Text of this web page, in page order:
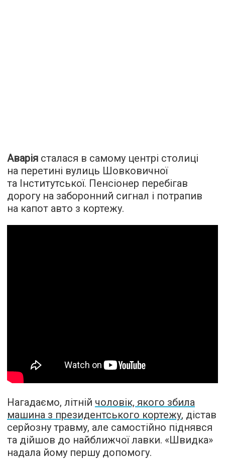
Аварія сталася в самому центрі столиці
на перетині вулиць Шовковичної
та Інститутської. Пенсіонер перебігав
дорогу на заборонний сигнал і потрапив
на капот авто з кортежу.
Нагадаємо, літній чоловік, якого збила
машина з президентського кортежу, дістав
серйозну травму, але самостійно піднявся
та дійшов до найближчої лавки. «Швидка»
надала йому першу допомогу.